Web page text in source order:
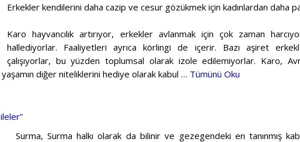
Erkekler kendilerini daha cazip ve cesur gözükmek için kadınlardan daha
Karo hayvancılık artırıyor, erkekler avlanmak için çok zaman
hallediyorlar. Faaliyetleri ayrıca körlingi de içerir. Bazı aşiret
çalışıyorlar, bu yüzden toplumsal olarak izole edilemiyorlar. Karo,
diğer niteliklerini hediye olarak kabul … Tümünü Oku
Surma, Surma halkı olarak da bilinir ve gezegendeki en tanınmış